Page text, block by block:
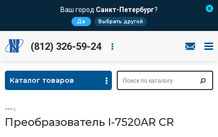
Ваш город Санкт-Петербург?
Да Выбрать другой
(812) 326-59-24
Каталог товаров
Преобразователь I-7520AR CR